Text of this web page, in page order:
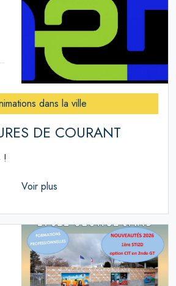
dans la ville
DE COURANT
!
Voir plus